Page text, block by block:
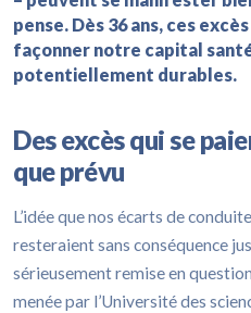
pense. Dès 36 ans, ces
façonner notre capital
potentiellement durables.
Des excès qui se
que prévu
L’idée que nos écarts de
resteraient sans conséquence
sérieusement remise en
menée par l’Université des